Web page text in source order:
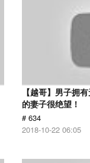
【越哥】男子拥
的妻子很绝望！
# 634
2018-10-22 06:05